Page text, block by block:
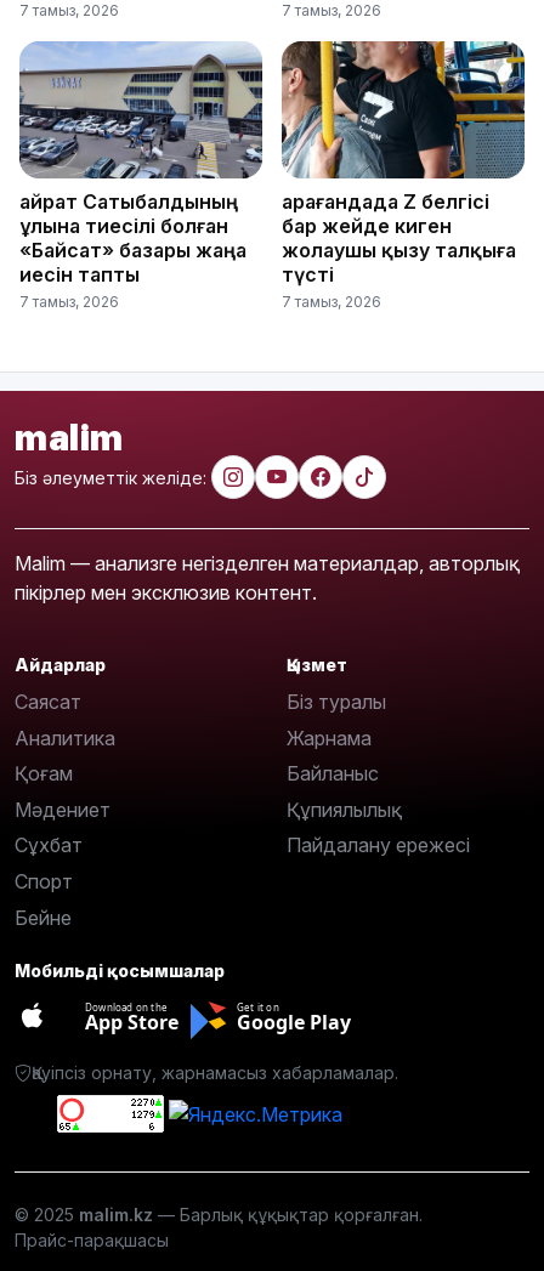
7 тамыз, 2026 7 тамыз, 2026
Қайрат Сатыбалдының
ұлына тиесілі болған
«Байсат» базары жаңа
иесін тапты
7 тамыз, 2026
Қарағандада Z белгісі
бар жейде киген
жолаушы қызу талқыға
түсті
7 тамыз, 2026
malim
Біз әлеуметтік желіде:
Malim — анализге негізделген материалдар, авторлық
пікірлер мен эксклюзив контент.
Айдарлар
Саясат
Аналитика
Қоғам
Мәдениет
Сұхбат
Спорт
Бейне
Қызмет
Біз туралы
Жарнама
Байланыс
Құпиялылық
Пайдалану ережесі
Мобильді қосымшалар
Download on the
App Store
Get it on
Google Play
Қауіпсіз орнату, жарнамасыз хабарламалар.
© 2025 malim.kz — Барлық құқықтар қорғалған.
Прайс-парақшасы